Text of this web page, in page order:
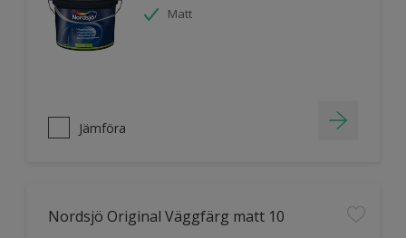
Matt
Jämföra
Nordsjö Original Väggfärg matt 10